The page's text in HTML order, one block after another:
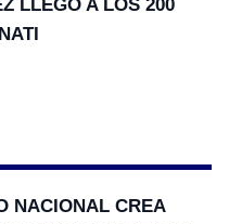
LLEGÓ A LOS 200
NACIONAL CREA